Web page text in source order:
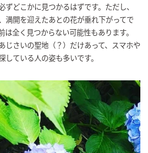
ずどこかに見つかるはずです。ただし、
満開を迎えたあとの花が垂れ下がってで
は全く見つからない可能性もあります。
じさいの聖地（？）だけあって、スマホや
している人の姿も多いです。